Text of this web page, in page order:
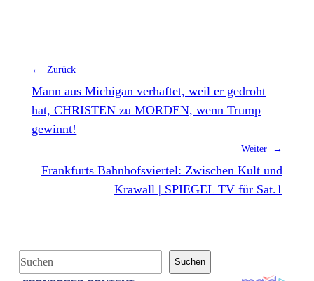
← Zurück
Mann aus Michigan verhaftet, weil er gedroht
hat, CHRISTEN zu MORDEN, wenn Trump
gewinnt!
Weiter →
Frankfurts Bahnhofsviertel: Zwischen Kult und
Krawall | SPIEGEL TV für Sat.1
S
u
Suchen